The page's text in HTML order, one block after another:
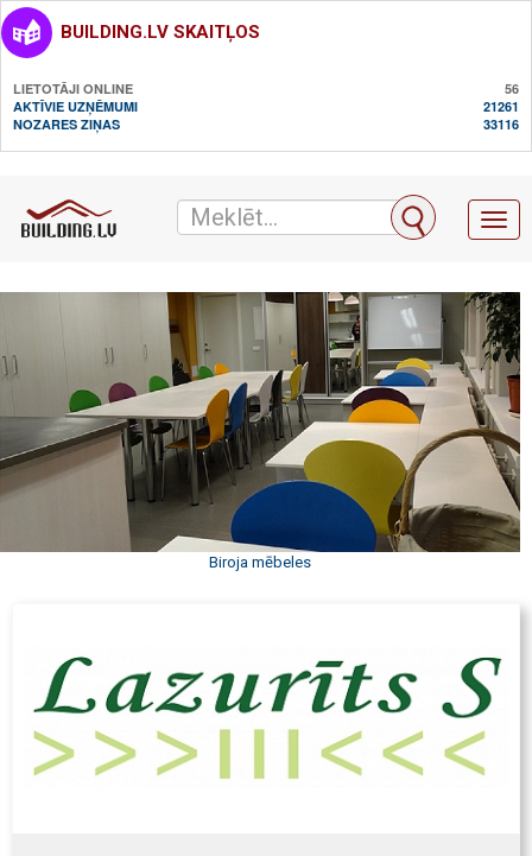
BUILDING.LV SKAITĻOS
LIETOTĀJI ONLINE
56
AKTĪVIE UZŅĒMUMI
21261
NOZARES ZIŅAS
33116
Biroja mēbeles